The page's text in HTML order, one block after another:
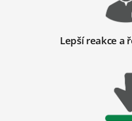
Lepší reakce a